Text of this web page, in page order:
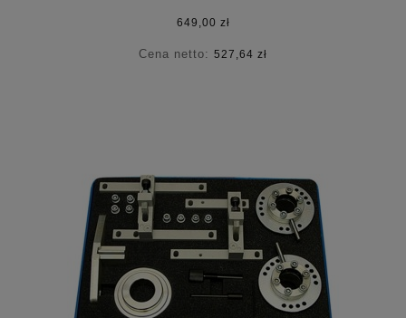
649,00 zł
Cena netto: 527,64 zł